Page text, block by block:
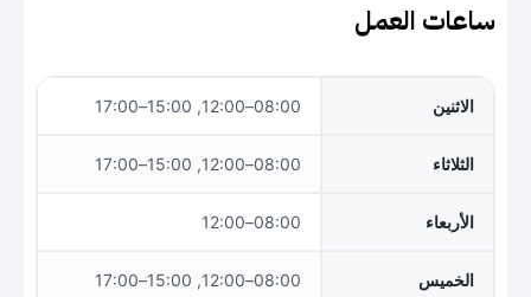
ساعات العمل
الاثنين 08:00–12:00, 15:00–17:00
الثلاثاء 08:00–12:00, 15:00–17:00
الأربعاء 08:00–12:00
الخميس 08:00–12:00, 15:00–17:00